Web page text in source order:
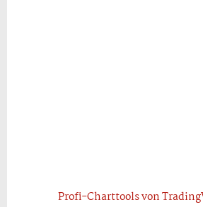
Profi-Charttools von